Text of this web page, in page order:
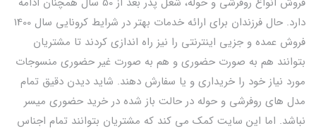
دارد. حال فرزندان برای ارائه خدمات بهتر در شرایط کرونایی سال 1400
فروش عمده و جزیی اینترنتی را نیز راه اندازی کردند تا مشتریان
بتوانند هم به صورت حضوری و هم به صورت غیر حضوری منسوجات
مورد نیاز خود را خریداری و یا سفارش دهند. شاید دیدن دقیق تمام
مدل های روفرشی و حوله در حالت باز شده در خرید حضوری میسر
نباشد. اما این سایت کمک می کند که مشتریان بتوانند تمام اجناس